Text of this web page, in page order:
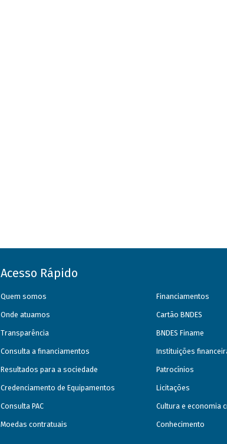
Acesso Rápido
Quem somos
Onde atuamos
Transparência
Consulta a financiamentos
Resultados para a sociedade
Credenciamento de Equipamentos
Consulta PAC
Moedas contratuais
Financiamentos
Cartão BNDES
BNDES Finame
Instituições
Patrocínios
Licitações
Cultura e economia
Conhecimento